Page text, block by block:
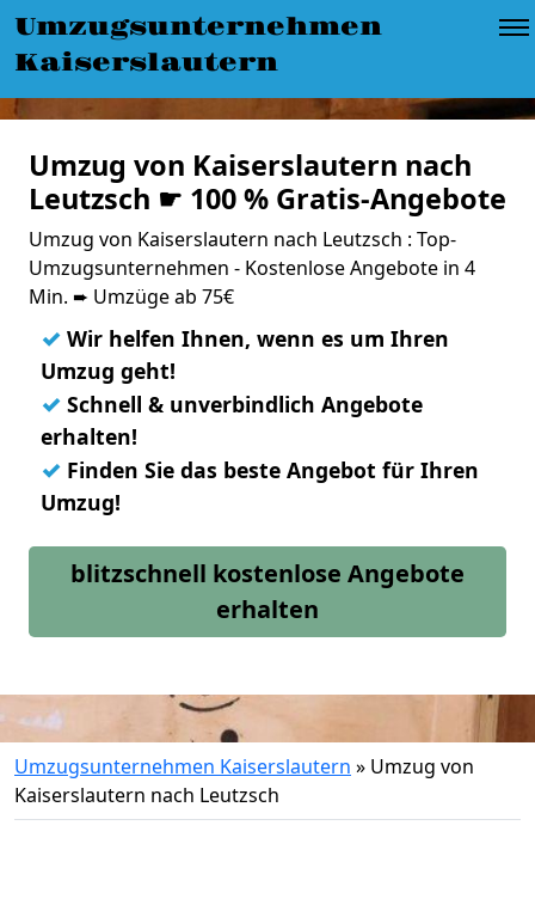
Umzugsunternehmen
Kaiserslautern
Umzug von Kaiserslautern nach
Leutzsch ☛ 100 % Gratis-Angebote
Umzug von Kaiserslautern nach Leutzsch : Top-
Umzugsunternehmen - Kostenlose Angebote in 4
Min. ➨ Umzüge ab 75€
✓ Wir helfen Ihnen, wenn es um Ihren
Umzug geht!
✓ Schnell & unverbindlich Angebote
erhalten!
✓ Finden Sie das beste Angebot für Ihren
Umzug!
blitzschnell kostenlose Angebote
erhalten
Umzugsunternehmen Kaiserslautern » Umzug von
Kaiserslautern nach Leutzsch